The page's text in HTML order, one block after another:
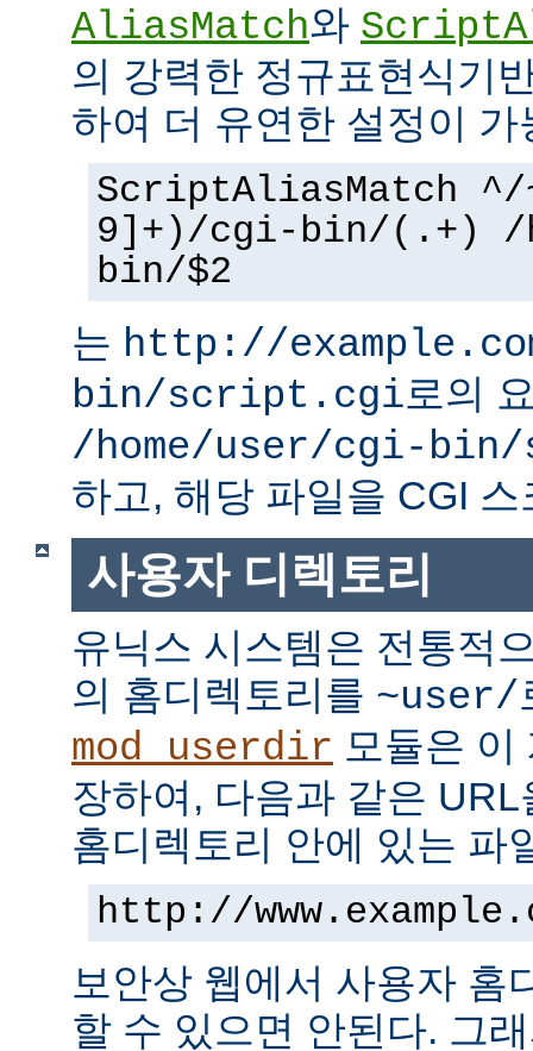
AliasMatch와
의 강력한 정규표현식기
하여 더 유연한 설정이
ScriptAliasMatch
9]+)/cgi-bin/(.+) /
bin/$2
는 http://
bin/script.cgi로의
/home/user/cgi-
하고, 해당 파일을 CGI
사용자 디렉토리
유닉스 시스템은 전통적
의 홈디렉토리를 ~user/
mod_userdir 모듈은
장하여, 다음과 같은
홈디렉토리 안에 있는 파
http://
보안상 웹에서 사용자 홈
할 수 있으면 안된다. 그